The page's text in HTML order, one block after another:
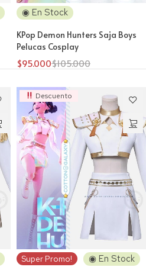
◉ En Stock
KPop Demon Hunters Saja Boys
Pelucas Cosplay
$105.000
$95.000
Super Promo! ◉ En Stock
Descuento